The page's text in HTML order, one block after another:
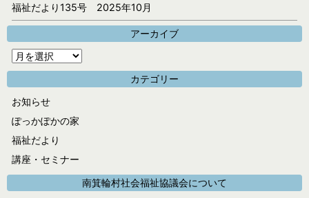
福祉だより135号 2025年10月
アーカイブ
ア
ー
カテゴリー
お知らせ
ぽっかぽかの家
福祉だより
講座・セミナー
南箕輪村社会福祉協議会について